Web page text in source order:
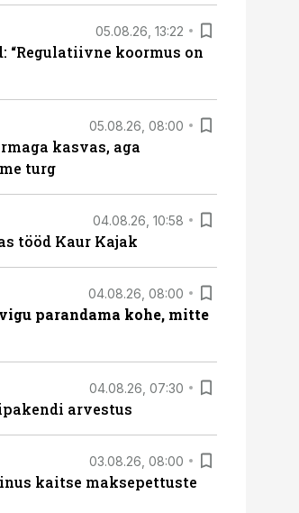
05.08.26, 13:22
“Regulatiivne koormus on
05.08.26, 08:00
kasvas, aga
turg
04.08.26, 10:58
tööd Kaur Kajak
04.08.26, 08:00
parandama kohe, mitte
04.08.26, 07:30
arvestus
03.08.26, 08:00
kaitse maksepettuste